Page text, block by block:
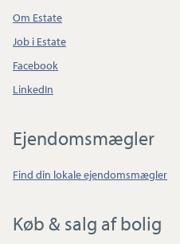
Om Estate
Job i Estate
Facebook
LinkedIn
Ejendomsmægler
Find din lokale ejendomsmægler
Køb & salg af bolig